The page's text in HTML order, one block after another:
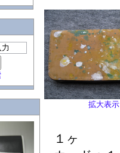
拡大表示
１ヶ